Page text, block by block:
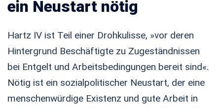
ein Neustart nötig
Hartz IV ist Teil einer Drohkulisse, »vor deren
Hintergrund Beschäftigte zu Zugeständnissen
bei Entgelt und Arbeitsbedingungen bereit sind«.
Nötig ist ein sozialpolitischer Neustart, der eine
menschenwürdige Existenz und gute Arbeit in